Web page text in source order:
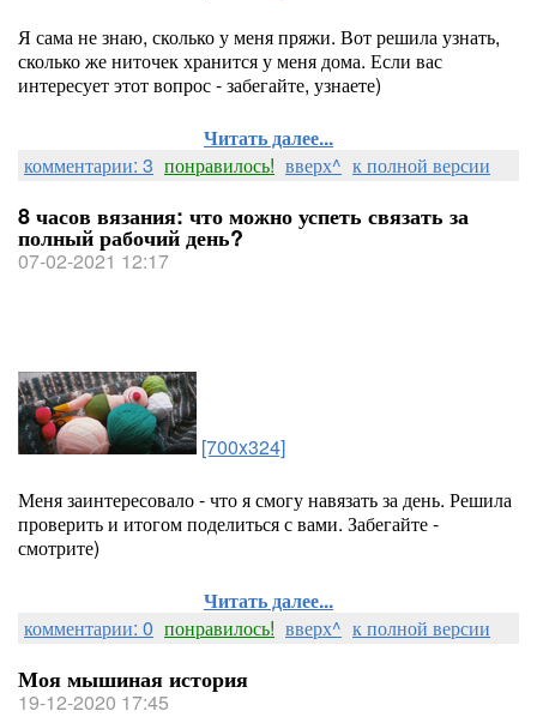
Я сама не знаю, сколько у меня пряжи. Вот решила узнать,
сколько же ниточек хранится у меня дома. Если вас
интересует этот вопрос - забегайте, узнаете)
Читать далее...
комментарии: 3 понравилось! вверх^ к полной версии
8 часов вязания: что можно успеть связать за
полный рабочий день?
07-02-2021 12:17
[700x324]
Меня заинтересовало - что я смогу навязать за день. Решила
проверить и итогом поделиться с вами. Забегайте -
смотрите)
Читать далее...
комментарии: 0 понравилось! вверх^ к полной версии
Моя мышиная история
19-12-2020 17:45